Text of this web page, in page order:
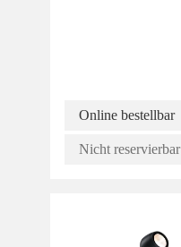
Online bestellbar
Nicht reservierbar